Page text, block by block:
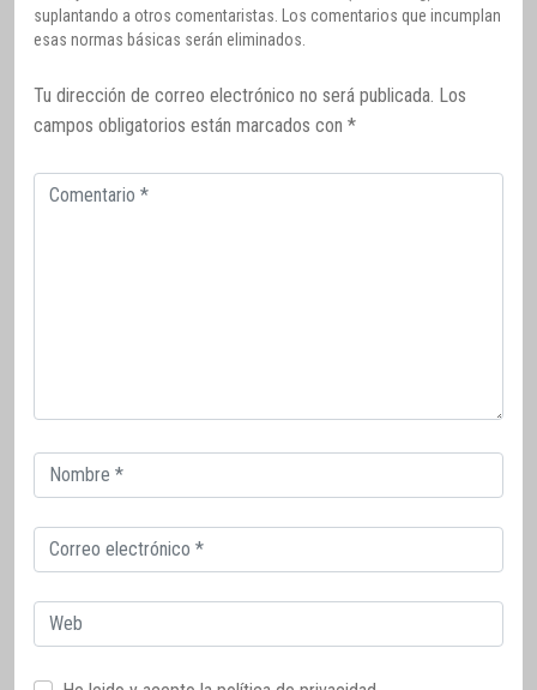
suplantando a otros comentaristas. Los comentarios que incumplan
esas normas básicas serán eliminados.
Tu dirección de correo electrónico no será publicada. Los
campos obligatorios están marcados con *
Comentario
Correo
electrónico
Correo
electrónico
Web